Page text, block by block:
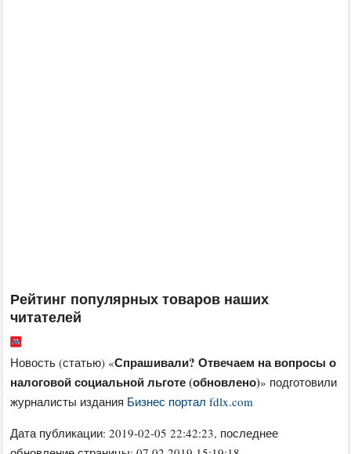
Рейтинг популярных товаров наших
читателей
Новость (статью) «Спрашивали? Отвечаем на вопросы о
налоговой социальной льготе (обновлено)» подготовили
журналисты издания Бизнес портал fdlx.com
Дата публикации:2019-02-05 22:42:23, последнее